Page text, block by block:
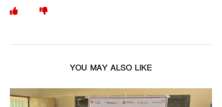
YOU MAY ALSO LIKE